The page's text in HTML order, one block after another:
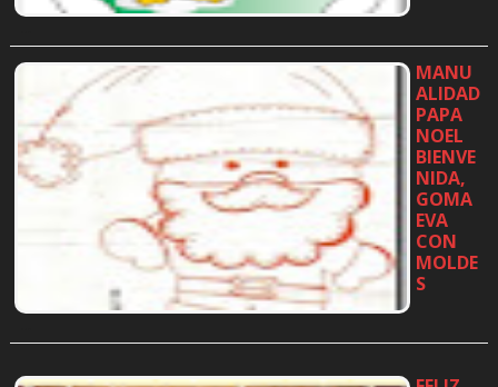
MANU
ALIDAD
PAPA
NOEL
BIENVE
NIDA,
GOMA
EVA
CON
MOLDE
S